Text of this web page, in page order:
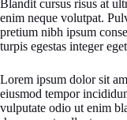
Blandit cursus risus at
enim neque volutpat.
pretium nibh ipsum
turpis egestas integer
Lorem ipsum dolor sit
eiusmod tempor
vulputate odio ut enim